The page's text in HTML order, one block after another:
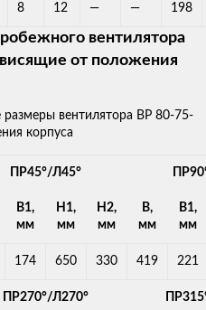
8 12 — — 198
вентилятора
от положения
ПР45°/Л45°
B1,
мм
H1,
мм
H2,
мм
B,
мм
B1,
мм
174 650 330 419 221
ПР270°/Л270°